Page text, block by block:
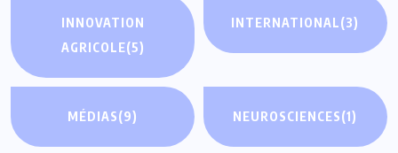
INNOVATION
AGRICOLE(5)
INTERNATIONAL(3)
MÉDIAS(9) NEUROSCIENCES(1)